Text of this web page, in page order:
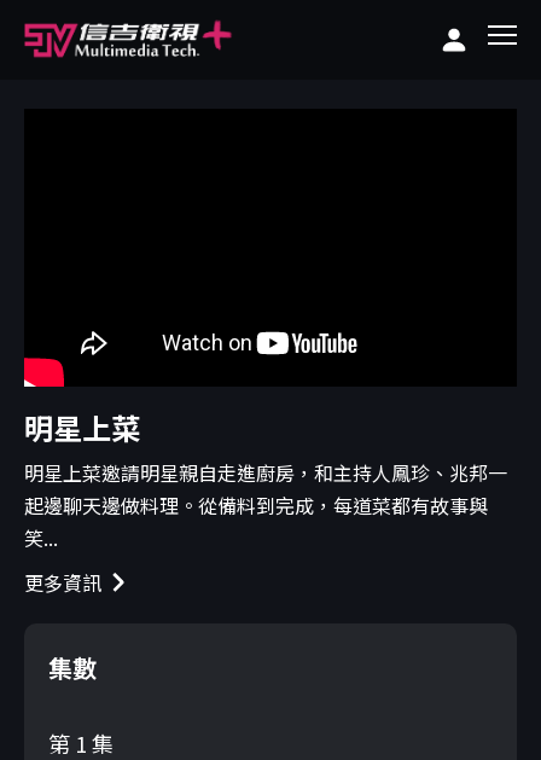
明星上菜
明星上菜邀請明星親自走進廚房，和主持人鳳珍、兆邦一
起邊聊天邊做料理。從備料到完成，每道菜都有故事與
笑...
更多資訊
集數
第 1 集